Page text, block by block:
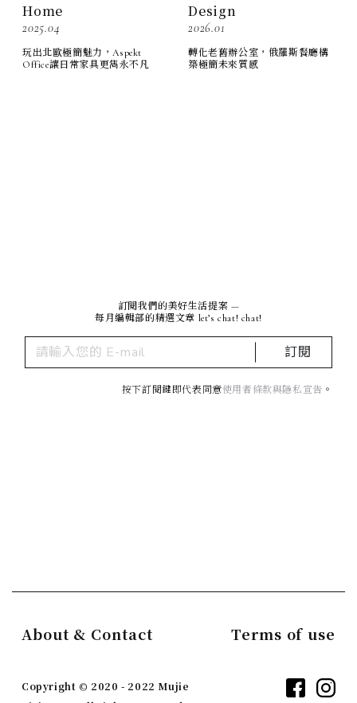
Home
2025.04
玩出北歐極簡魅力，Aspekt
Office讓日常家具更雋永不凡
Design
2026.01
轉化老舊辦公室，俄羅斯餐廳構
築極簡未來質感
訂閱我們的美好生活提案 —
每月編輯部的精選文章 let’s chat! chat!
訂閱
按下訂閱鍵即代表同意使用者條款與隱私宣告 。
About & Contact Terms of use
Copyright © 2020 - 2022 Mujie